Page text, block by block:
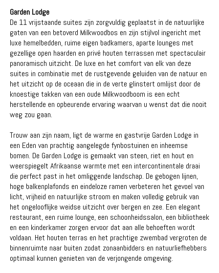
Garden Lodge
De 11 vrijstaande suites zijn zorgvuldig geplaatst in de natuurlijke
gaten van een betoverd Milkwoodbos en zijn stijlvol ingericht met
luxe hemelbedden, ruime eigen badkamers, aparte lounges met
gezellige open haarden en privé houten terrassen met spectaculair
panoramisch uitzicht. De luxe en het comfort van elk van deze
suites in combinatie met de rustgevende geluiden van de natuur en
het uitzicht op de oceaan die in de verte glinstert omlijst door de
knoestige takken van een oude Milkwoodboom is een echt
herstellende en opbeurende ervaring waarvan u wenst dat die nooit
weg zou gaan.
Trouw aan zijn naam, ligt de warme en gastvrije Garden Lodge in
een Eden van prachtig aangelegde fynbostuinen en inheemse
bomen. De Garden Lodge is gemaakt van steen, riet en hout en
weerspiegelt Afrikaanse warmte met een intercontinentale draai
die perfect past in het omliggende landschap. De gebogen lijnen,
hoge balkenplafonds en eindeloze ramen verbeteren het gevoel van
licht, vrijheid en natuurlijke stroom en maken volledig gebruik van
het ongelooflijke weidse uitzicht over bergen en zee. Een elegant
restaurant, een ruime lounge, een schoonheidssalon, een bibliotheek
en een kinderkamer zorgen ervoor dat aan alle behoeften wordt
voldaan. Het houten terras en het prachtige zwembad vergroten de
binnenruimte naar buiten zodat zonaanbidders en natuurliefhebbers
optimaal kunnen genieten van de verjongende omgeving.